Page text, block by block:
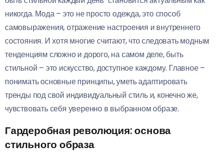
никогда. Мода – это не просто одежда, это способ
самовыражения, отражение настроения и внутреннего
состояния. И хотя многие считают, что следовать модным
тенденциям сложно и дорого, на самом деле, быть
стильной – это искусство, доступное каждому. Главное –
понимать основные принципы, уметь адаптировать
тренды под свой индивидуальный стиль и, конечно же,
чувствовать себя уверенно в выбранном образе.
Гардеробная революция: основа
стильного образа